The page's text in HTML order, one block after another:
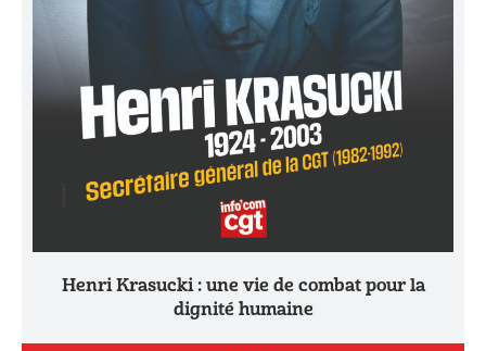
Henri Krasucki : une vie de combat pour la
dignité humaine